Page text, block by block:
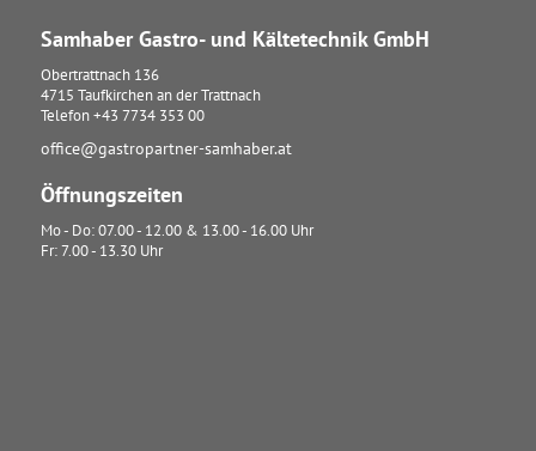
Samhaber Gastro- und Kältetechnik GmbH
Obertrattnach 136
4715 Taufkirchen an der Trattnach
Telefon +43 7734 353 00
office@gastropartner-samhaber.at
Öffnungszeiten
Mo - Do: 07.00 - 12.00 & 13.00 - 16.00 Uhr
Fr: 7.00 - 13.30 Uhr